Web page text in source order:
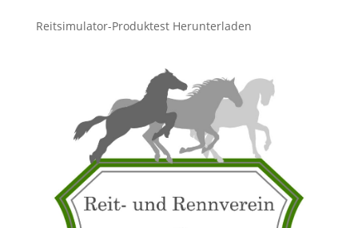
Reitsimulator-Produktest Herunterladen